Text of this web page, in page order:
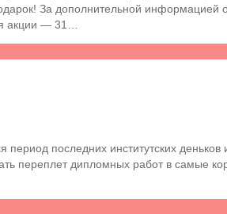
За дополнительной
акции — 31…
последних институтских
переплет дипломных работ в самые